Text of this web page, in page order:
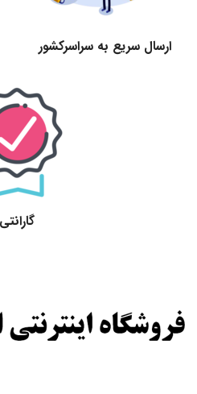
ارسال سریع به سراسرکشور
گارانتی